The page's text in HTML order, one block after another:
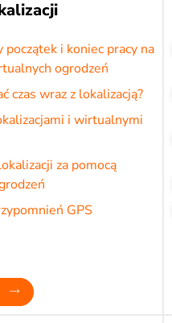
i koniec pracy na
ogrodzeń
czas wraz z lokalizacją?
i wirtualnymi
za pomocą
GPS